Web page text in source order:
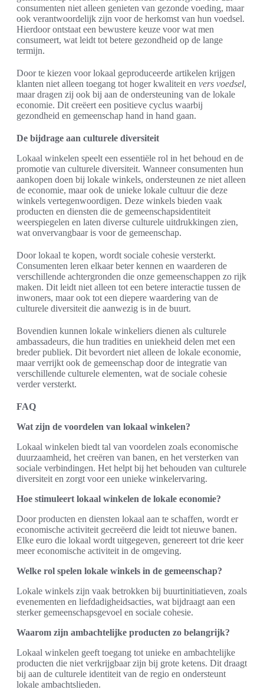
consumenten niet alleen genieten van gezonde voeding, maar
ook verantwoordelijk zijn voor de herkomst van hun voedsel.
Hierdoor ontstaat een bewustere keuze voor wat men
consumeert, wat leidt tot betere gezondheid op de lange
termijn.
Door te kiezen voor lokaal geproduceerde artikelen krijgen
klanten niet alleen toegang tot hoger kwaliteit en vers voedsel,
maar dragen zij ook bij aan de ondersteuning van de lokale
economie. Dit creëert een positieve cyclus waarbij
gezondheid en gemeenschap hand in hand gaan.
De bijdrage aan culturele diversiteit
Lokaal winkelen speelt een essentiële rol in het behoud en de
promotie van culturele diversiteit. Wanneer consumenten hun
aankopen doen bij lokale winkels, ondersteunen ze niet alleen
de economie, maar ook de unieke lokale cultuur die deze
winkels vertegenwoordigen. Deze winkels bieden vaak
producten en diensten die de gemeenschapsidentiteit
weerspiegelen en laten diverse culturele uitdrukkingen zien,
wat onvervangbaar is voor de gemeenschap.
Door lokaal te kopen, wordt sociale cohesie versterkt.
Consumenten leren elkaar beter kennen en waarderen de
verschillende achtergronden die onze gemeenschappen zo rijk
maken. Dit leidt niet alleen tot een betere interactie tussen de
inwoners, maar ook tot een diepere waardering van de
culturele diversiteit die aanwezig is in de buurt.
Bovendien kunnen lokale winkeliers dienen als culturele
ambassadeurs, die hun tradities en uniekheid delen met een
breder publiek. Dit bevordert niet alleen de lokale economie,
maar verrijkt ook de gemeenschap door de integratie van
verschillende culturele elementen, wat de sociale cohesie
verder versterkt.
FAQ
Wat zijn de voordelen van lokaal winkelen?
Lokaal winkelen biedt tal van voordelen zoals economische
duurzaamheid, het creëren van banen, en het versterken van
sociale verbindingen. Het helpt bij het behouden van culturele
diversiteit en zorgt voor een unieke winkelervaring.
Hoe stimuleert lokaal winkelen de lokale economie?
Door producten en diensten lokaal aan te schaffen, wordt er
economische activiteit gecreëerd die leidt tot nieuwe banen.
Elke euro die lokaal wordt uitgegeven, genereert tot drie keer
meer economische activiteit in de omgeving.
Welke rol spelen lokale winkels in de gemeenschap?
Lokale winkels zijn vaak betrokken bij buurtinitiatieven, zoals
evenementen en liefdadigheidsacties, wat bijdraagt aan een
sterker gemeenschapsgevoel en sociale cohesie.
Waarom zijn ambachtelijke producten zo belangrijk?
Lokaal winkelen geeft toegang tot unieke en ambachtelijke
producten die niet verkrijgbaar zijn bij grote ketens. Dit draagt
bij aan de culturele identiteit van de regio en ondersteunt
lokale ambachtslieden.